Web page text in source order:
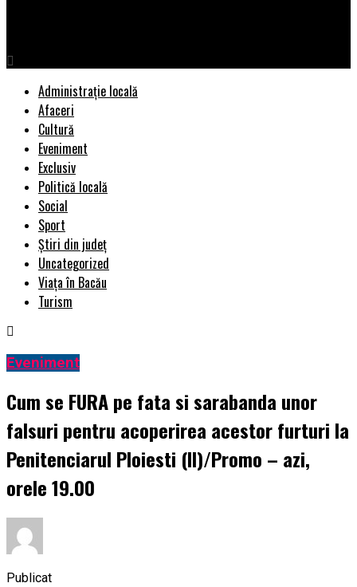
Administrație locală
Afaceri
Cultură
Eveniment
Exclusiv
Politică locală
Social
Sport
Știri din județ
Uncategorized
Viața în Bacău
Turism
Eveniment
Cum se FURA pe fata si sarabanda unor
falsuri pentru acoperirea acestor furturi la
Penitenciarul Ploiesti (II)/Promo – azi,
orele 19.00
Publicat